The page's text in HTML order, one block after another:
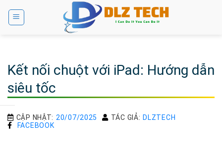
Kết nối chuột với iPad: Hướng dẫn
siêu tốc
CẬP NHẬT: 20/07/2025 TÁC GIẢ: DLZTECH
FACEBOOK